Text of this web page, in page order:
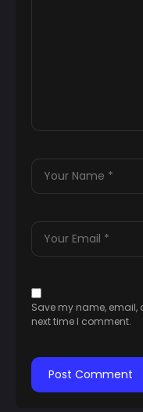
Save my name, email,
next time I comment.